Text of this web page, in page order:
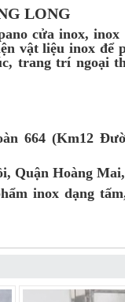
LONG
cửa inox, inox
vật liệu inox để
trang trí ngoại
664 (Km12
Quận Hoàng
inox dạng